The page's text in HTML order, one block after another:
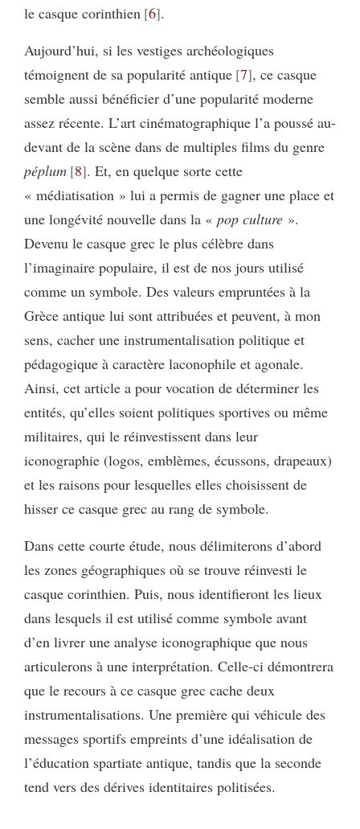
le casque corinthien 6 .
Aujourd’hui, si les vestiges archéologiques
témoignent de sa popularité antique 7 , ce casque
semble aussi bénéficier d’une popularité moderne
assez récente. L’art cinématographique l’a poussé au-
devant de la scène dans de multiples films du genre
péplum 8 . Et, en quelque sorte cette
« médiatisation » lui a permis de gagner une place et
une longévité nouvelle dans la « pop culture ».
Devenu le casque grec le plus célèbre dans
l’imaginaire populaire, il est de nos jours utilisé
comme un symbole. Des valeurs empruntées à la
Grèce antique lui sont attribuées et peuvent, à mon
sens, cacher une instrumentalisation politique et
pédagogique à caractère laconophile et agonale.
Ainsi, cet article a pour vocation de déterminer les
entités, qu’elles soient politiques sportives ou même
militaires, qui le réinvestissent dans leur
iconographie (logos, emblèmes, écussons, drapeaux)
et les raisons pour lesquelles elles choisissent de
hisser ce casque grec au rang de symbole.
Dans cette courte étude, nous délimiterons d’abord
les zones géographiques où se trouve réinvesti le
casque corinthien. Puis, nous identifieront les lieux
dans lesquels il est utilisé comme symbole avant
d’en livrer une analyse iconographique que nous
articulerons à une interprétation. Celle-ci démontrera
que le recours à ce casque grec cache deux
instrumentalisations. Une première qui véhicule des
messages sportifs empreints d’une idéalisation de
l’éducation spartiate antique, tandis que la seconde
tend vers des dérives identitaires politisées.